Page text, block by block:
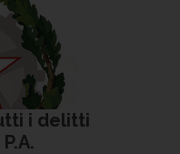
i delitti